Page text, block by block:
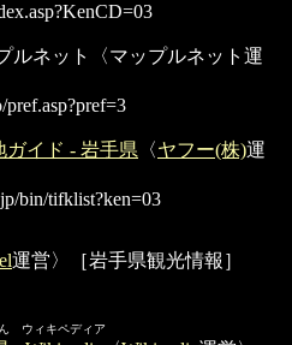
ルネット
〈マップルネット運
ガイド - 岩手県 〈ヤフー(株)運
bin/tifklist?ken=03
運営〉［岩手県観光情報］
ウィキペディア